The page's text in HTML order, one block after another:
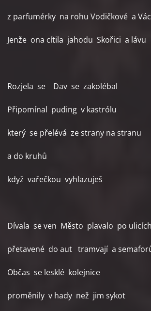
z parfumérky na rohu Vodičkové a
Jenže ona cítila jahodu Skořici a lávu
Rozjela se Dav se zakolébal
Připomínal puding v kastrólu
který se přelévá ze strany na stranu
a do kruhů
když vařečkou vyhlazuješ
Dívala se ven Město plavalo po ulicích
přetavené do aut tramvají a
Občas se lesklé kolejnice
proměnily v hady než jim sykot